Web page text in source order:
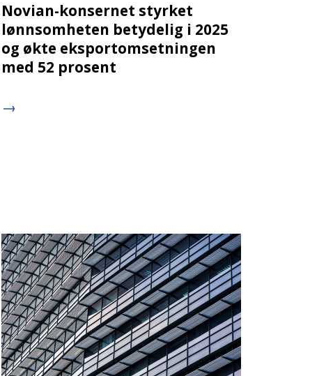
Novian-konsernet styrket
lønnsomheten betydelig i 2025
og økte eksportomsetningen
med 52 prosent